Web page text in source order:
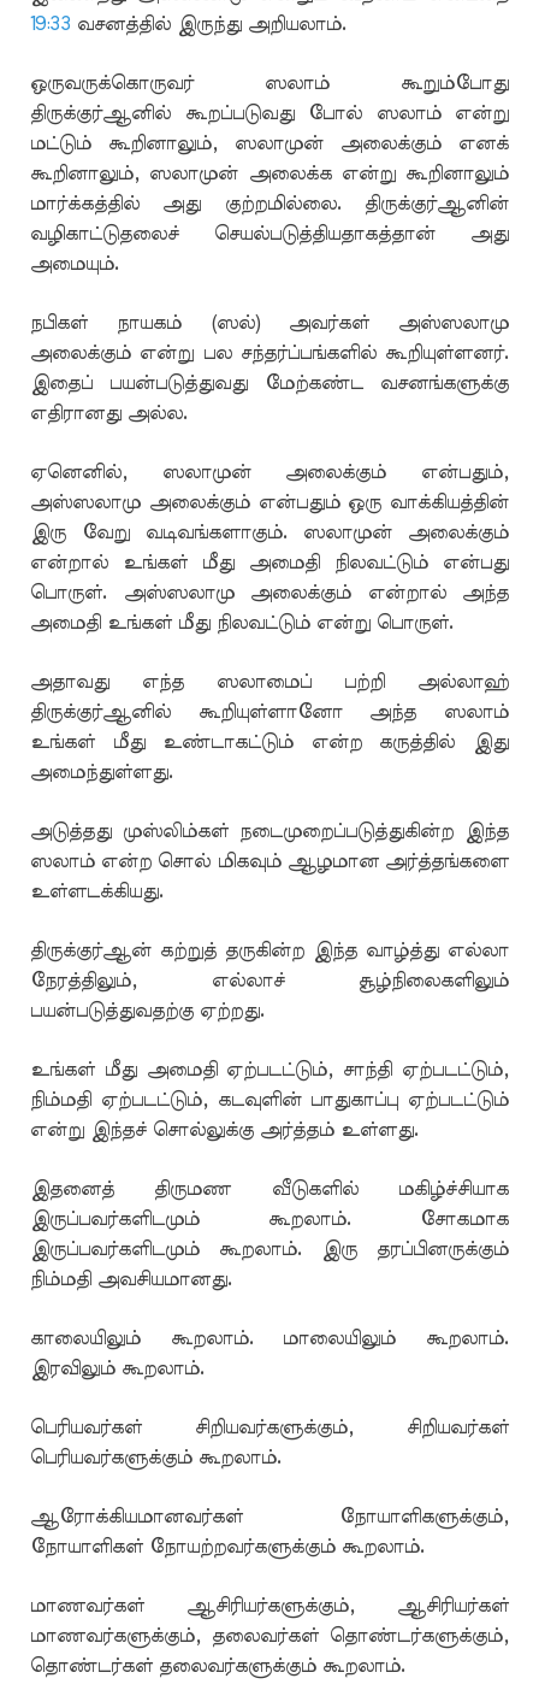
19:33 வசனத்தில் இருந்து அறியலாம்.
ஒருவருக்கொருவர் ஸலாம் கூறும்போது
திருக்குர்ஆனில் கூறப்படுவது போல் ஸலாம் என்று
மட்டும் கூறினாலும், ஸலாமுன் அலைக்கும் எனக்
கூறினாலும், ஸலாமுன் அலைக்க என்று கூறினாலும்
மார்க்கத்தில் அது குற்றமில்லை. திருக்குர்ஆனின்
வழிகாட்டுதலைச் செயல்படுத்தியதாகத்தான் அது
அமையும்.
நபிகள் நாயகம் (ஸல்) அவர்கள் அஸ்ஸலாமு
அலைக்கும் என்று பல சந்தர்ப்பங்களில் கூறியுள்ளனர்.
இதைப் பயன்படுத்துவது மேற்கண்ட வசனங்களுக்கு
எதிரானது அல்ல.
ஏனெனில், ஸலாமுன் அலைக்கும் என்பதும்,
அஸ்ஸலாமு அலைக்கும் என்பதும் ஒரு வாக்கியத்தின்
இரு வேறு வடிவங்களாகும். ஸலாமுன் அலைக்கும்
என்றால் உங்கள் மீது அமைதி நிலவட்டும் என்பது
பொருள். அஸ்ஸலாமு அலைக்கும் என்றால் அந்த
அமைதி உங்கள் மீது நிலவட்டும் என்று பொருள்.
அதாவது எந்த ஸலாமைப் பற்றி அல்லாஹ்
திருக்குர்ஆனில் கூறியுள்ளானோ அந்த ஸலாம்
உங்கள் மீது உண்டாகட்டும் என்ற கருத்தில் இது
அமைந்துள்ளது.
அடுத்தது முஸ்லிம்கள் நடைமுறைப்படுத்துகின்ற இந்த
ஸலாம் என்ற சொல் மிகவும் ஆழமான அர்த்தங்களை
உள்ளடக்கியது.
திருக்குர்ஆன் கற்றுத் தருகின்ற இந்த வாழ்த்து எல்லா
நேரத்திலும், எல்லாச் சூழ்நிலைகளிலும்
பயன்படுத்துவதற்கு ஏற்றது.
உங்கள் மீது அமைதி ஏற்படட்டும், சாந்தி ஏற்படட்டும்,
நிம்மதி ஏற்படட்டும், கடவுளின் பாதுகாப்பு ஏற்படட்டும்
என்று இந்தச் சொல்லுக்கு அர்த்தம் உள்ளது.
இதனைத் திருமண வீடுகளில் மகிழ்ச்சியாக
இருப்பவர்களிடமும் கூறலாம். சோகமாக
இருப்பவர்களிடமும் கூறலாம். இரு தரப்பினருக்கும்
நிம்மதி அவசியமானது.
காலையிலும் கூறலாம். மாலையிலும் கூறலாம்.
இரவிலும் கூறலாம்.
பெரியவர்கள் சிறியவர்களுக்கும், சிறியவர்கள்
பெரியவர்களுக்கும் கூறலாம்.
ஆரோக்கியமானவர்கள் நோயாளிகளுக்கும்,
நோயாளிகள் நோயற்றவர்களுக்கும் கூறலாம்.
மாணவர்கள் ஆசிரியர்களுக்கும், ஆசிரியர்கள்
மாணவர்களுக்கும், தலைவர்கள் தொண்டர்களுக்கும்,
தொண்டர்கள் தலைவர்களுக்கும் கூறலாம்.